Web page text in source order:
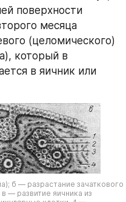
поверхности
месяца
(целомического)
который в
в яичник или
б — разрастание зачаткового
— развитие яичника из